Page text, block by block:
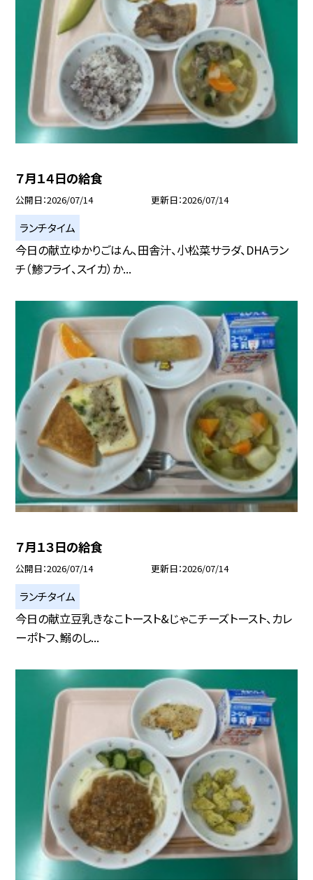
７月１４日の給食
公開日 2026/07/14 更新日 2026/07/14
ランチタイム
今日の献立ゆかりごはん、田舎汁、小松菜サラダ、DHAラン
チ（鯵フライ、スイカ）か...
７月１３日の給食
公開日 2026/07/14 更新日 2026/07/14
ランチタイム
今日の献立豆乳きなこトースト&じゃこチーズトースト、カレ
ーポトフ、鰯のし...